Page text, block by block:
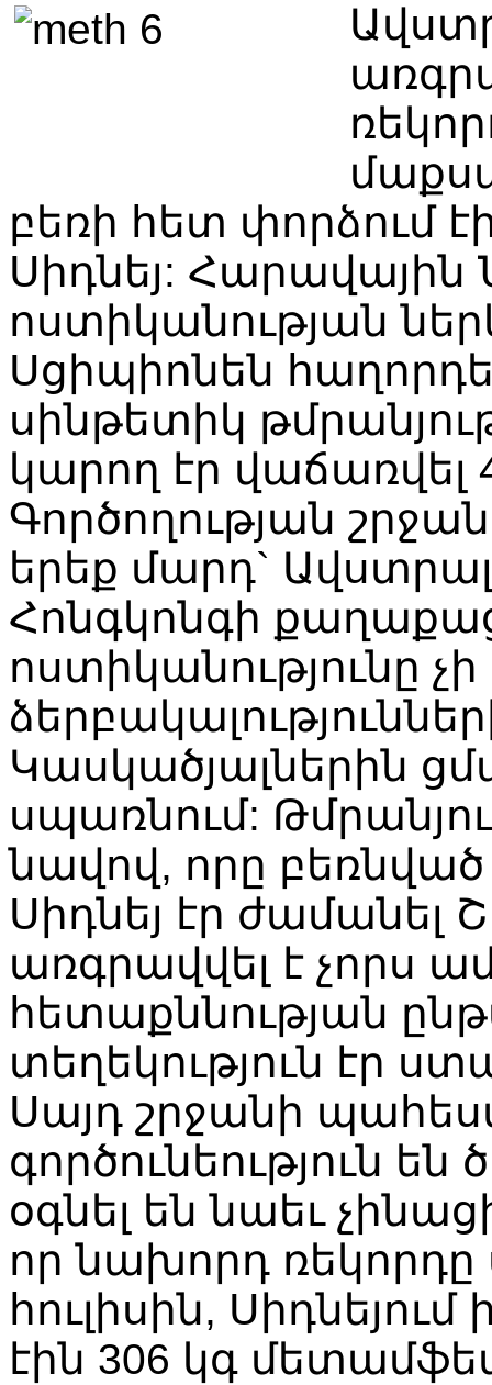
բեռի հետ փորձում
Սիդնեյ: Հարավային
ոստիկանության
Սցիպիոնեն
սինթետիկ
կարող էր վաճառվել
Գործողության
երեք մարդ`
Հոնգկոնգի
ոստիկանությունը
Կասկածյալներին
սպառնում:
նավով, որը բեռնված
Սիդնեյ էր ժամանել
առգրավվել է չորս
հետաքննության
տեղեկություն էր
Սայդ շրջանի
գործունեություն
օգնել են նաեւ
որ նախորդ ռեկորդը
հուլիսին,
էին 306 կգ